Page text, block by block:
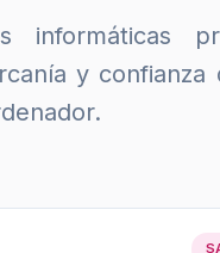
informáticas
y confianza